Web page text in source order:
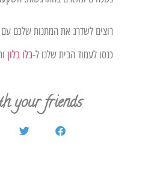
רוצים לשדרג את המתנות שלכם עם
כנסו לעמוד הבית שלנו ל-בלו בלון
your friends